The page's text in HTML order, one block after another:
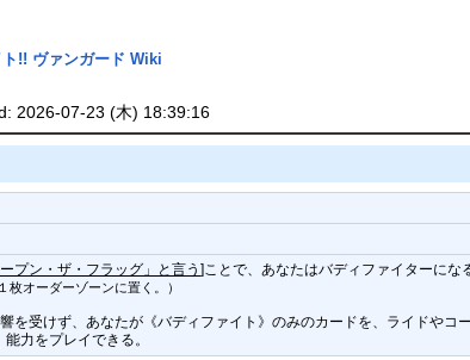
!! ヴァンガード Wiki
2026-07-23 (木) 18:39:16
プン・ザ・フラッグ」と言う]ことで、あなたはバディファイターにな
枚オーダーゾーンに置く。）
を受けず、あなたが《バディファイト》のみのカードを、ライドや
力をプレイできる。